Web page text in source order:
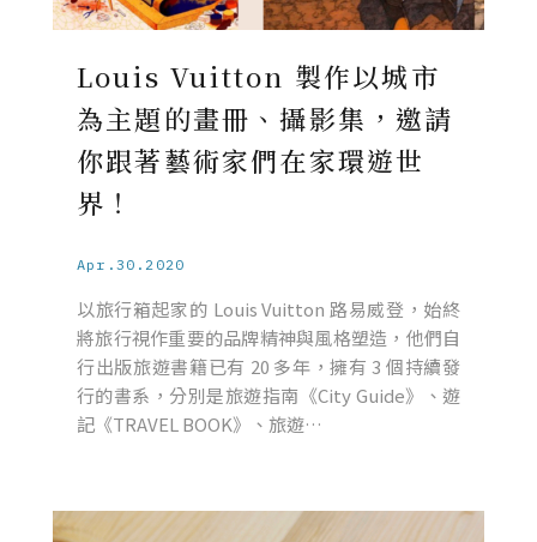
Louis Vuitton 製作以城市
為主題的畫冊、攝影集，邀請
你跟著藝術家們在家環遊世
界！
Apr.30.2020
以旅行箱起家的 Louis Vuitton 路易威登，始終
將旅行視作重要的品牌精神與風格塑造，他們自
行出版旅遊書籍已有 20 多年，擁有 3 個持續發
行的書系，分別是旅遊指南《City Guide》、遊
記《TRAVEL BOOK》、旅遊…